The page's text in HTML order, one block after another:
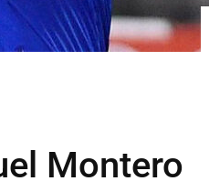
Montero